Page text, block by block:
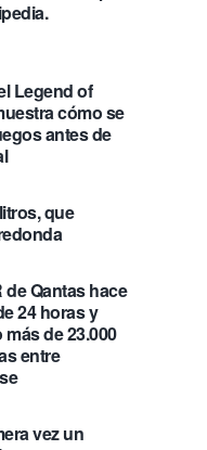
Legend of
cómo se
antes de
que
Qantas hace
24 horas y
de 23.000
entre
vez un